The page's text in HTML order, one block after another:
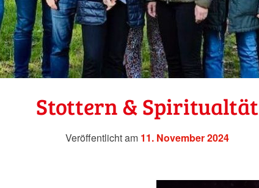
Stottern & Spiritualtät
Veröffentlicht am 11. November 2024